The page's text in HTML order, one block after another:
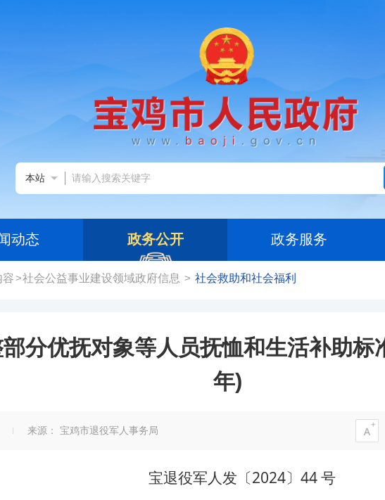
本站
动态 政务公开 政务服务
容>社会公益事业建设领域政府信息 > 社会救助和社会福利
分优抚对象等人员抚恤和生活补助标
年)
来源： 宝鸡市退役军人事务局
宝退役军人发〔2024〕44 号